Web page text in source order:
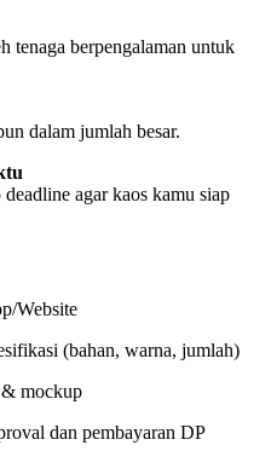
tenaga berpengalaman untuk
dalam jumlah besar.
agar kaos kamu siap
Website
(bahan, warna, jumlah)
& mockup
dan pembayaran DP